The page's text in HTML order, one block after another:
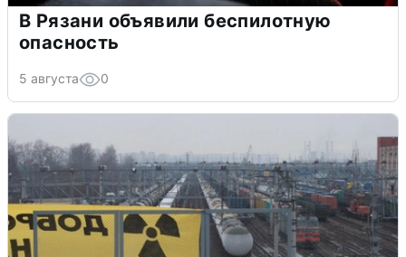
В Рязани объявили беспилотную
опасность
5 августа 0